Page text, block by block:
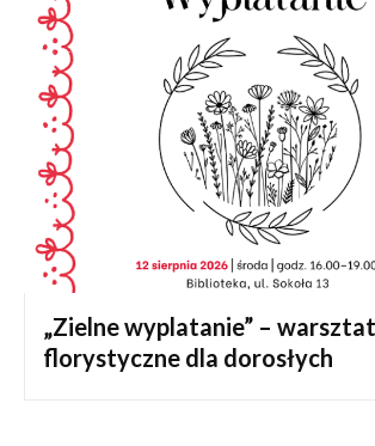
„Zielne wyplatanie” –
florystyczne dla dorosłych